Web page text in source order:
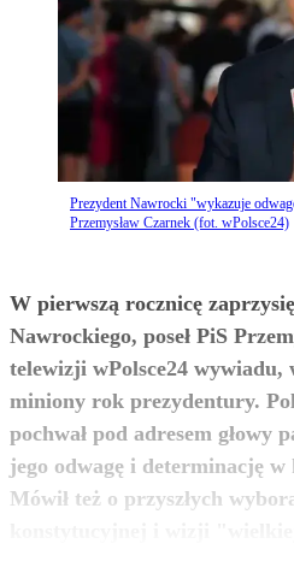
Prezydent Nawrocki "wykazuje
Przemysław Czarnek (fot. wPolsce24)
W pierwszą rocznicę
Nawrockiego, poseł PiS
telewizji wPolsce24 wywiadu,
miniony rok prezydentury.
pochwał pod adresem głowy
jego odwagę i determinację
Mówił też o przyszłych